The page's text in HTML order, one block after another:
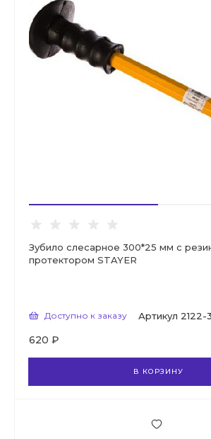
Зубило слесарное 300*25 мм с
протектором STAYER
Доступно к заказу Артикул 2122-
620 ₽
В КОРЗИНУ